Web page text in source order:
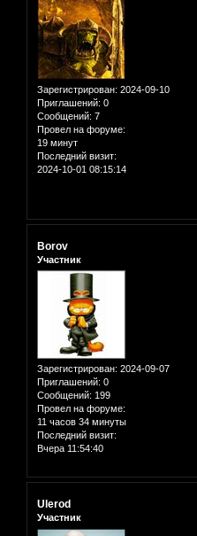
Зарегистрирован: 2024-09-10
Приглашений: 0
Сообщений: 7
Провел на форуме:
19 минут
Последний визит:
2024-10-01 08:15:14
Borov
Участник
Зарегистрирован: 2024-09-07
Приглашений: 0
Сообщений: 199
Провел на форуме:
11 часов 34 минуты
Последний визит:
Вчера 11:54:40
Ulerod
Участник